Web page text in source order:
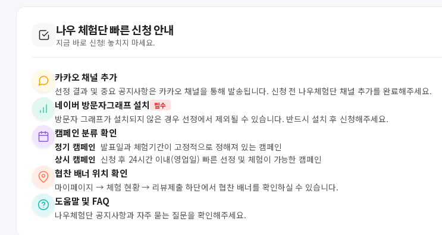
나우 체험단 빠른 신청 안내
지금 바로 신청! 놓치지 마세요.
카카오 채널 추가
선정 결과 및 중요 공지사항은 카카오 채널을 통해 발송됩니다. 신청 전 나우체험단 채널 추가를 완료해주세요.
네이버 방문자그래프 설치 필수
방문자 그래프가 설치되지 않은 경우 선정에서 제외될 수 있습니다. 반드시 설치 후 신청해주세요.
캠페인 분류 확인
정기 캠페인 발표일과 체험기간이 고정적으로 정해져 있는 캠페인
상시 캠페인 신청 후 24시간 이내(영업일) 빠른 선정 및 체험이 가능한 캠페인
협찬 배너 위치 확인
마이페이지 → 체험 현황 → 리뷰제출 하단에서 협찬 배너를 확인하실 수 있습니다.
도움말 및 FAQ
나우체험단 공지사항과 자주 묻는 질문을 확인해주세요.